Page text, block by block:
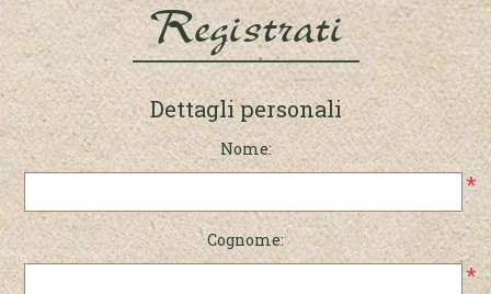
Registrati
Dettagli personali
Nome:
*
Cognome:
*